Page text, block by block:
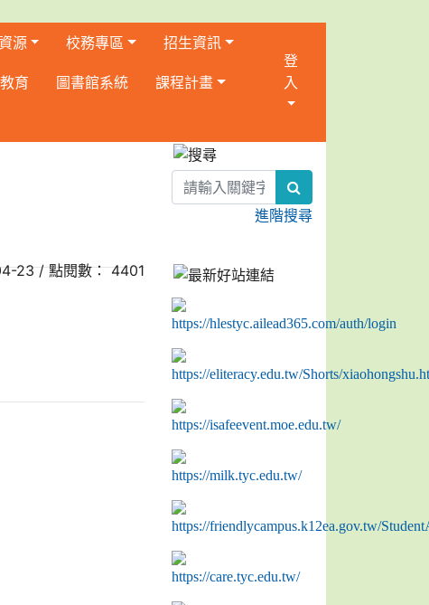
源 校務專區 招生資訊
育 圖書館系統 課程計畫
登
入
23 / 點閱數： 4401
:::
進階搜尋